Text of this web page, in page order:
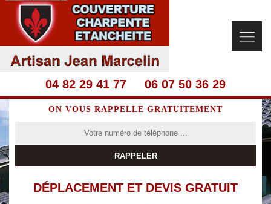
04 82 29 41 77 06 07 50 36 29
ON VOUS RAPPELLE GRATUITEMENT
DÉPLACEMENT ET DEVIS GRATUIT